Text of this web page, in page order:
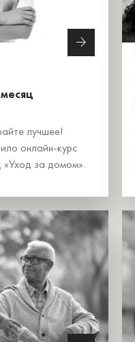
лучшее!
онлайн-курс
«Уход за домом».